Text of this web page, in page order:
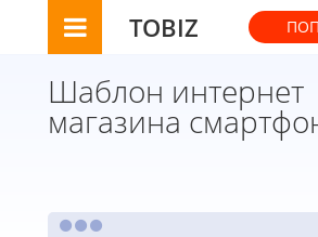
TOBIZ
Шаблон интернет
магазина